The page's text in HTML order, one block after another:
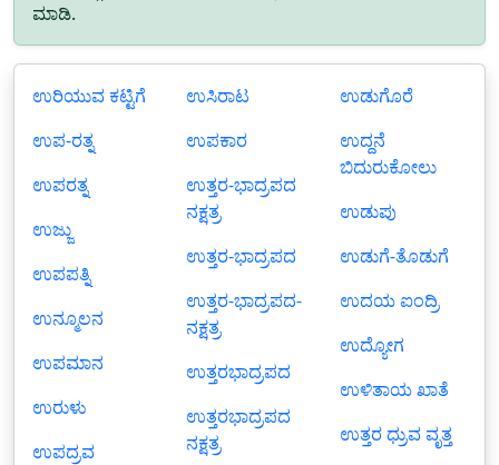
ಮಾಡಿ.
ಉರಿಯುವ ಕಟ್ಟಿಗೆ
ಉಪ-ರತ್ನ
ಉಪರತ್ನ
ಉಜ್ಜು
ಉಪಪತ್ನಿ
ಉನ್ಮೂಲನ
ಉಪಮಾನ
ಉರುಳು
ಉಪದ್ರವ
ಉಸಿರಾಟ
ಉಪಕಾರ
ಉತ್ತರ-ಭಾದ್ರಪದ
ನಕ್ಷತ್ರ
ಉತ್ತರ-ಭಾದ್ರಪದ
ಉತ್ತರ-ಭಾದ್ರಪದ-
ನಕ್ಷತ್ರ
ಉತ್ತರಭಾದ್ರಪದ
ಉತ್ತರಭಾದ್ರಪದ
ನಕ್ಷತ್ರ
ಉಡುಗೊರೆ
ಉದ್ದನೆ
ಬಿದುರುಕೋಲು
ಉಡುಪು
ಉಡುಗೆ-ತೊಡುಗೆ
ಉದಯ ಐಂದ್ರಿ
ಉದ್ಯೋಗ
ಉಳಿತಾಯ ಖಾತೆ
ಉತ್ತರ ಧ್ರುವ ವೃತ್ತ